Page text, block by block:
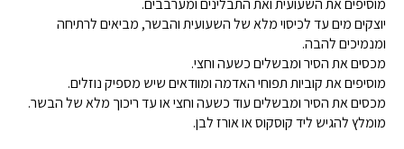
מוסיפים את השעועית ואת התבלינים ומערבבים.
יוצקים מים עד לכיסוי מלא של השעועית והבשר, מביאים לרתיחה
ומנמיכים להבה.
מכסים את הסיר ומבשלים כשעה וחצי.
מוסיפים את קוביות תפוחי האדמה ומוודאים שיש מספיק נוזלים.
מכסים את הסיר ומבשלים עוד כשעה וחצי או עד ריכוך מלא של הבשר.
מומלץ להגיש ליד קוסקוס או אורז לבן.